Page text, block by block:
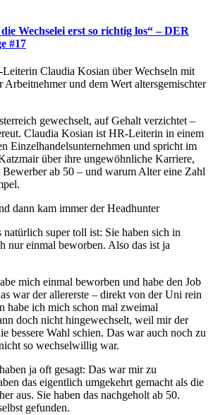
Wechselei erst so richtig los“ – DER
#17
Claudia Kosian über Wechseln mit
und dem Wert altersgemischter
gewechselt, auf Gehalt verzichtet –
Claudia Kosian ist HR-Leiterin in einem
Einzelhandelsunternehmen und spricht im
über ihre ungewöhnliche Karriere,
ab 50 – und warum Alter eine Zahl
dann kam immer der Headhunter
natürlich super toll ist: Sie haben sich in
nur einmal beworben. Also das ist ja
mich einmal beworben und habe den Job
war der allererste – direkt von der Uni rein
habe ich mich schon mal zweimal
doch nicht hingewechselt, weil mir der
bessere Wahl schien. Das war auch noch zu
so wechselwillig war.
ja oft gesagt: Das war mir zu
das eigentlich umgekehrt gemacht als die
aus. Sie haben das nachgeholt ab 50.
gefunden.